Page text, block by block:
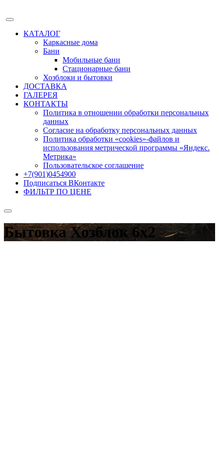
КАТАЛОГ
Каркасные дома
Бани
Мобильные бани
Стационарные бани
Хозблоки и бытовки
ДОСТАВКА
ГАЛЕРЕЯ
КОНТАКТЫ
Политика в отношении обработки персональных
данных
Согласие на обработку персональных данных
Политика обработки «cookies»-файлов и
использования метрической программы «Яндекс.
Метрика»
Пользовательское соглашение
+7(901)0454900
Подписаться ВКонтакте
ФИЛЬТР ПО ЦЕНЕ
Бытовка Хозблок 6х2